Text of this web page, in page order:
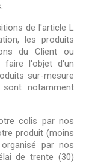
de l'article L
les produits
du Client ou
faire l'objet d'un
sur-mesure
notamment
colis par nos
produit (moins
par nos
de trente (30)